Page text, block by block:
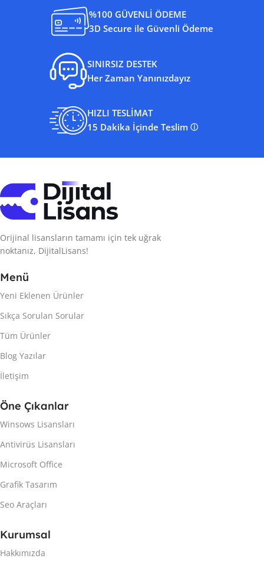
%100 GÜVENLİ ÖDEME
3D Secure ile Güvenli Ödeme
SINIRSIZ DESTEK
Her Zaman Yanınızdayız
HIZLI TESLİMAT
15 Dakika İçinde Teslim ⓘ
Orijinal lisansların tamamı için tek uğrak
noktanız, DijitalLisans!
Menü
Yeni Eklenen Ürünler
Sıkça Sorulan Sorular
Tüm Ürünler
Blog Yazılar
İletişim
Öne Çıkanlar
Winsows Lisansları
Antivirüs Lisansları
Microsoft Office
Grafik Tasarım
Seo Araçları
Kurumsal
Hakkımızda